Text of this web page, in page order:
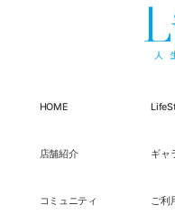
HOME
店舗紹介 ギャ
コミュニティ ご利